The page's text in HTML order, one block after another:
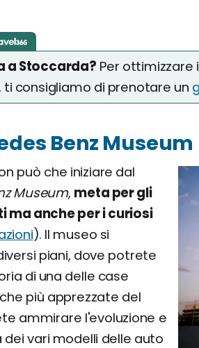
a Stoccarda? Per
ti consigliamo di prenotare un
Benz Museum
può che iniziare dal
Museum, meta per gli
ma anche per i curiosi
). Il museo si
piani, dove potrete
di una delle case
più apprezzate del
ammirare l'evoluzione e
vari modelli delle auto